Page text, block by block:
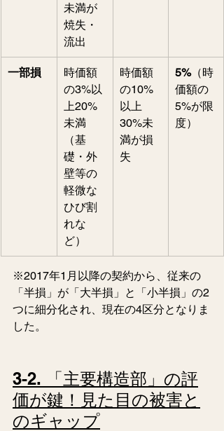
未満が
焼失・
流出
一部損
時価額
の3%以
上20%
未満
（基
礎・外
壁等の
軽微な
ひび割
れな
ど）
時価額
の10%
以上
30%未
満が損
失
5%（時
価額の
5%が限
度）
※2017年1月以降の契約から、従来の
「半損」が「大半損」と「小半損」の2
つに細分化され、現在の4区分となりま
した。
3-2. 「主要構造部」の評
価が鍵！見た目の被害と
のギャップ